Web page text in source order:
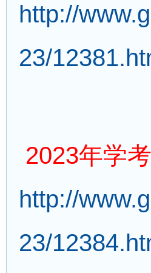
http://
23/
2023年学
http://
23/